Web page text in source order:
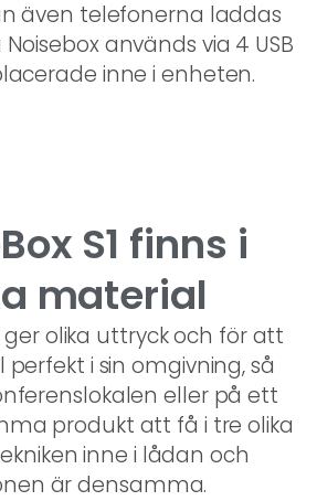
även telefonerna laddas
används via 4 USB
inne i enheten.
S1 finns i
material
olika uttryck och för att
perfekt i sin omgivning, så
eller på ett
produkt att få i tre olika
inne i lådan och
är densamma.